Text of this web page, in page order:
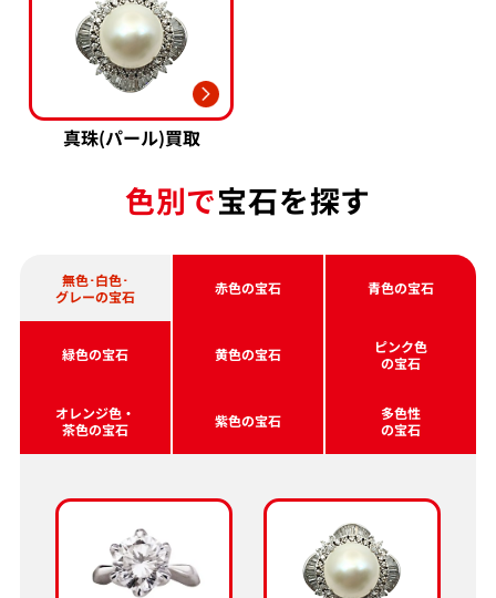
ミキモト K18 パール・ダイヤモンド イヤ
リング・ブローチセット 約7.4Φ・0.1・
参考買取価格
ミキモト Pt･
0.53・D0.07ct
ASK
真珠(パール)買取
色別で宝石を探す
無色･白色･
グレーの宝石
赤色の宝石 青色の宝石
緑色の宝石 黄色の宝石
ピンク色
の宝石
オレンジ色・
茶色の宝石
紫色の宝石
多色性
の宝石